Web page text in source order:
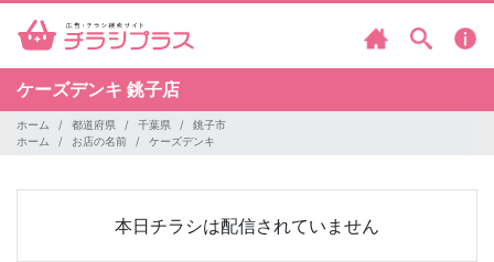
ケーズデンキ 銚子店
ホーム 都道府県 千葉県
銚子市
ホーム
お店の名前 ケーズデンキ
本日チラシは配信されていません